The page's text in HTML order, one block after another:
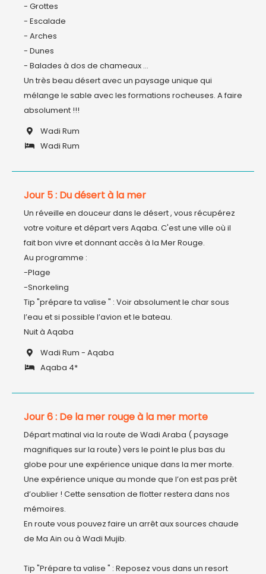
- Grottes
- Escalade
- Arches
- Dunes
- Balades à dos de chameaux ...
Un très beau désert avec un paysage unique qui
mélange le sable avec les formations rocheuses. A faire
absolument !!!
Wadi Rum
Wadi Rum
Jour 5 : Du désert à la mer
Un réveille en douceur dans le désert , vous récupérez
votre voiture et départ vers Aqaba. C'est une ville où il
fait bon vivre et donnant accès à la Mer Rouge.
Au programme :
-Plage
-Snorkeling
Tip "prépare ta valise " : Voir absolument le char sous
l’eau et si possible l’avion et le bateau.
Nuit à Aqaba
Wadi Rum - Aqaba
Aqaba 4*
Jour 6 : De la mer rouge à la mer morte
Départ matinal via la route de Wadi Araba ( paysage
magnifiques sur la route) vers le point le plus bas du
globe pour une expérience unique dans la mer morte.
Une expérience unique au monde que l’on est pas prêt
d’oublier ! Cette sensation de flotter restera dans nos
mémoires.
En route vous pouvez faire un arrêt aux sources chaude
de Ma Ain ou à Wadi Mujib.
Tip "Prépare ta valise " : Reposez vous dans un resort